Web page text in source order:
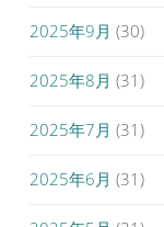
2025年9月 (30)
2025年8月 (31)
2025年7月 (31)
2025年6月 (31)